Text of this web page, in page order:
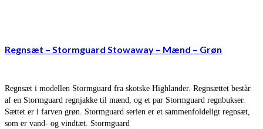
Regnsæt – Stormguard Stowaway – Mænd – Grøn
Regnsæt i modellen Stormguard fra skotske Highlander. Regnsættet består
af en Stormguard regnjakke til mænd, og et par Stormguard regnbukser.
Sættet er i farven grøn. Stormguard serien er et sammenfoldeligt regnsæt,
som er vand- og vindtæt. Stormguard